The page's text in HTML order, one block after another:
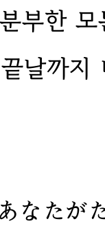
부한
날까지
なたが